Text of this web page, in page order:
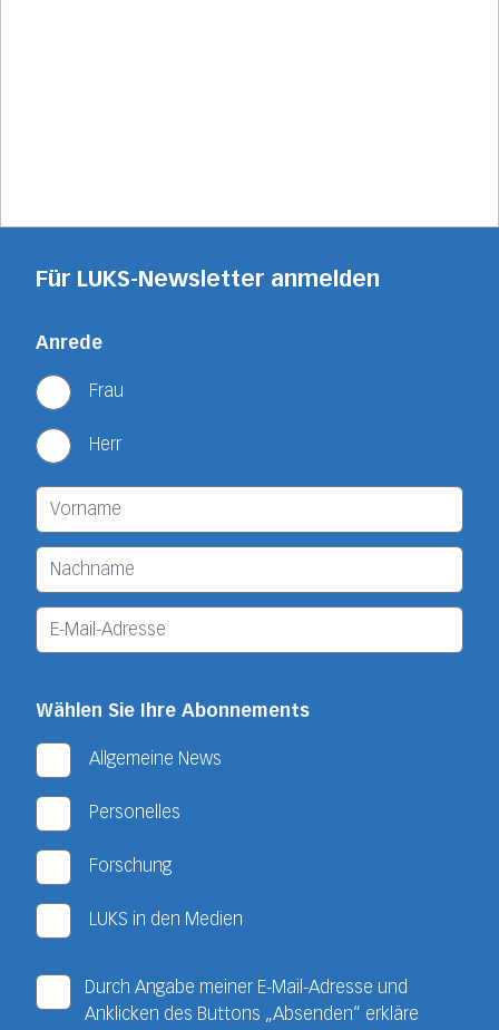
Für LUKS-Newsletter anmelden
Anrede
Frau
Herr
Wählen Sie Ihre Abonnements
Allgemeine News
Personelles
Forschung
LUKS in den Medien
Durch Angabe meiner E-Mail-Adresse und
Anklicken des Buttons „Absenden“ erkläre